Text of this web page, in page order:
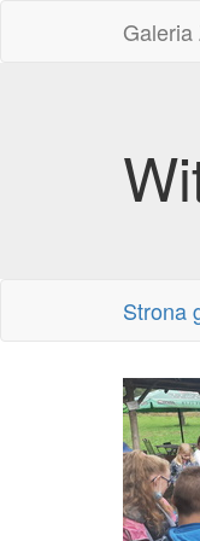
Galeria
Strona